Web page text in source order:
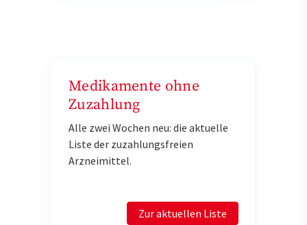
Medikamente ohne
Zuzahlung
Alle zwei Wochen neu: die aktuelle
Liste der zuzahlungsfreien
Arzneimittel.
Zur aktuellen Liste